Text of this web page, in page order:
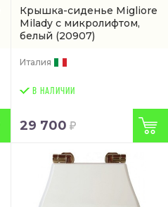
Крышка-сиденье Migliore
Milady с микролифтом,
белый (20907)
Италия
В НАЛИЧИИ
29 700